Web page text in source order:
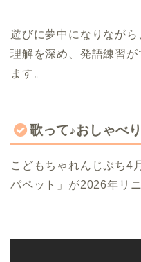
遊びに夢中になりなが
理解を深め、発語練習
ます。
歌って♪おしゃべ
こどもちゃれんじぷち4
パペット」が2026年リ